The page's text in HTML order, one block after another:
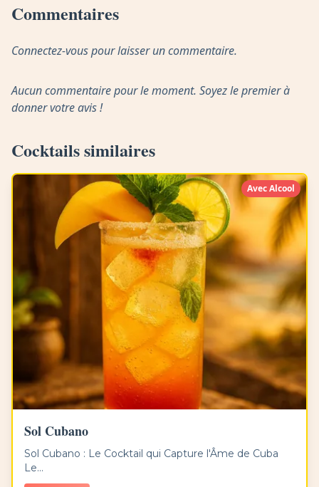
Commentaires
Connectez-vous pour laisser un commentaire.
Aucun commentaire pour le moment. Soyez le premier à
donner votre avis !
Cocktails similaires
Avec Alcool
Sol Cubano
Sol Cubano : Le Cocktail qui Capture l'Âme de Cuba
Le...